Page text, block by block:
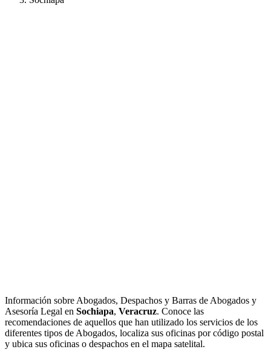
Información sobre Abogados, Despachos y Barras de Abogados y
Asesoría Legal en Sochiapa, Veracruz. Conoce las
recomendaciones de aquellos que han utilizado los servicios de los
diferentes tipos de Abogados, localiza sus oficinas por código postal
y ubica sus oficinas o despachos en el mapa satelital.